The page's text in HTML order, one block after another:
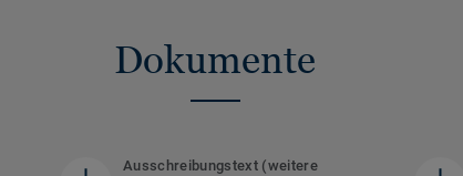
Dokumente
Ausschreibungstext (weitere